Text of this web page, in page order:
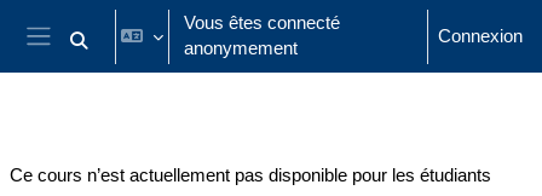
Passer au contenu principal
Panneau latéral
Activer/désactiver la saisie de recherche
Vous êtes connecté
anonymement
Connexion
Ce cours n’est actuellement pas disponible pour les étudiants